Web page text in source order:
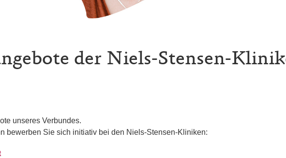
der Niels-Stensen-
unseres Verbundes.
bewerben Sie sich initiativ bei den Niels-Stensen-Kliniken: